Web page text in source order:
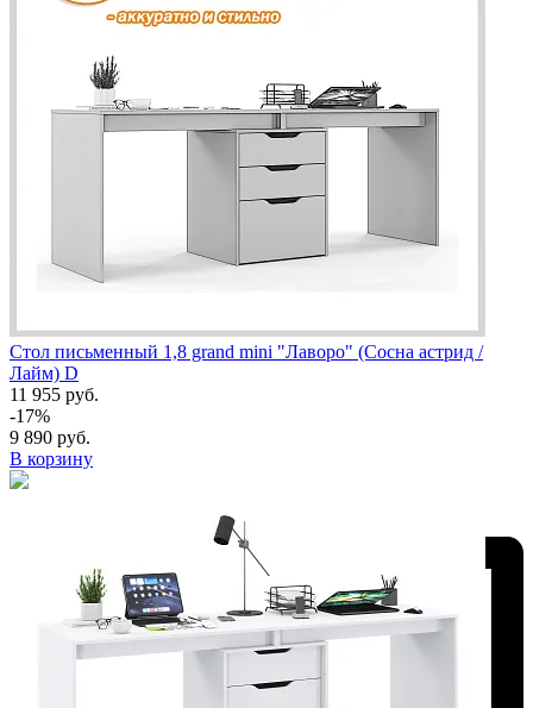
Стол письменный 1,8 grand mini "Лаворо" (Сосна астрид /
Лайм) D
11 955 руб.
-17%
9 890 руб.
В корзину